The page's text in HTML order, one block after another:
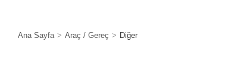
Ana Sayfa Araç / Gereç Diğer